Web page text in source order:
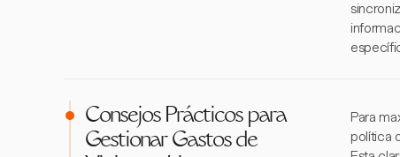
Consejos Prácticos para
Gestionar Gastos de
Para
política